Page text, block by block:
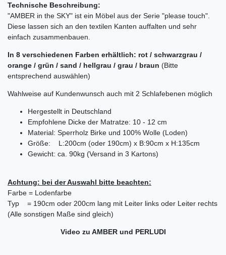
Technische Beschreibung:
"AMBER in the SKY" ist ein Möbel aus der Serie "please touch".
Diese lassen sich an den textilen Kanten auffalten und sehr
einfach zusammenbauen.
In 8 verschiedenen Farben erhältlich: rot / schwarzgrau /
orange / grün / sand / hellgrau / grau / braun (Bitte
entsprechend auswählen)
Wahlweise auf Kundenwunsch auch mit 2 Schlafebenen möglich
Hergestellt in Deutschland
Empfohlene Dicke der Matratze: 10 - 12 cm
Material: Sperrholz Birke und 100% Wolle (Loden)
Größe: L:200cm (oder 190cm) x B:90cm x H:135cm
Gewicht: ca. 90kg (Versand in 3 Kartons)
Achtung: bei der Auswahl bitte beachten:
Farbe = Lodenfarbe
Typ = 190cm oder 200cm lang mit Leiter links oder Leiter rechts
(Alle sonstigen Maße sind gleich)
Video zu AMBER und PERLUDI